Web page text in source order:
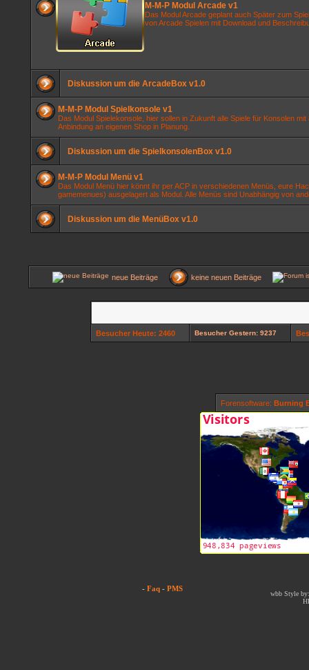
M-M-P Modul Arcade v1
Das Modul Arcade geplant auch Später zum
von Arcade Spielen mit Download und
Diskussion um die ArcadeBox v1.0
M-M-P Modul Spielkonsole v1
Das Modul Spielekonsole, hier sollen in Zukunft alle Spiele für Konsolen
Anbindung an eigenen Shop in Planung.
Diskussion um die SpielkonsolenBox v1.0
M-M-P Modul Menü v1
Das Modul Menü hier könnt ihr per ACP in verschiedenen Menüs, eure
gamemenues) ausgelagert als Modul. Alle Menüs sind Unabhängig von
Diskussion um die MenüBox v1.0
neue Beiträge keine neuen Beiträge
Besucher Heute: 2460 Besucher Gestern: 9237
Forensoftware: Burning
- Faq - PMS
wbb Style